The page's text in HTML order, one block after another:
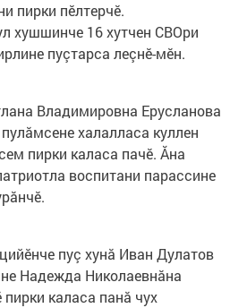
пирки пӗлтерчӗ.
хушшинче 16 хутчен СВОри
пуçтарса леçнӗ-мӗн.
Владимировна Ерусланова
халалласа куллен
пирки каласа пачӗ. Ăна
воспитани парассине
пуç хунă Иван Дулатов
Надежда Николаевнăна
каласа панă чух